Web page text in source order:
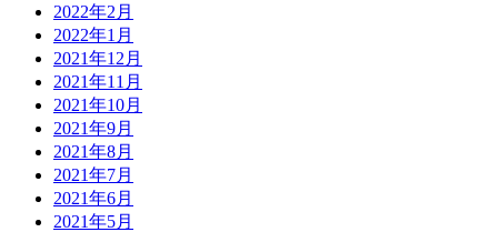
2022年2月
2022年1月
2021年12月
2021年11月
2021年10月
2021年9月
2021年8月
2021年7月
2021年6月
2021年5月